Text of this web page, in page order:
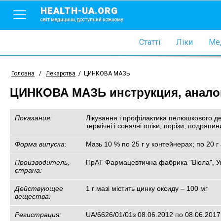
HEALTH-UA.ORG
світ медицини, доступний кожному
Статті Ліки
Головна / Лекарства / ЦИНКОВА МАЗЬ
ЦИНКОВА МАЗЬ инструкция,
Показания:
Лікування і профілактика пелюшкового
термічні і сонячні опіки, порізи,
Форма випуска: Мазь 10 % по 25 г у контейнерах; по 20 г
Производитель,
страна:
ПрАТ Фармацевтична фабрика "Віола",
Действующее
вещества:
1 г мазі містить цинку оксиду – 100 мг
Регистрация: UA/6626/01/01з 08.06.2012 по